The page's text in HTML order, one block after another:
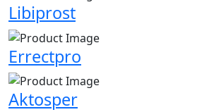
Libiprost
Errectpro
Aktosper